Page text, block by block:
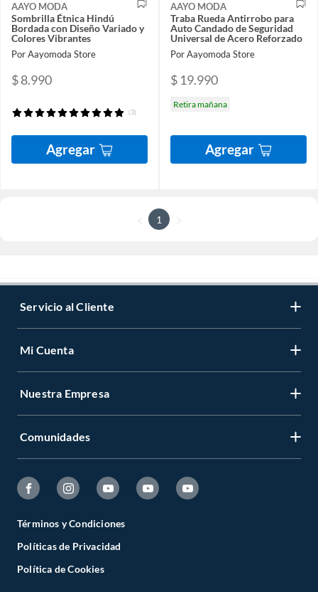
AAYO MODA
Sombrilla Étnica Hindú
Bordada con Diseño Variado y
Colores Vibrantes
Por Aayomoda Store
$ 8.990
(3)
Agregar
AAYO MODA
Traba Rueda Antirrobo para
Auto Candado de Seguridad
Universal de Acero Reforzado
Por Aayomoda Store
$ 19.990
Retira mañana
Agregar
1
Servicio al Cliente
Mi Cuenta
Nuestra Empresa
Comunidades
Términos y Condiciones
Políticas de Privacidad
Política de Cookies